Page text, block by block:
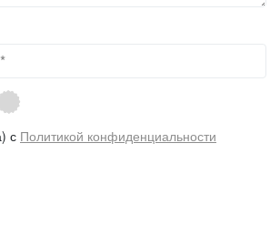
с Политикой конфиденциальности